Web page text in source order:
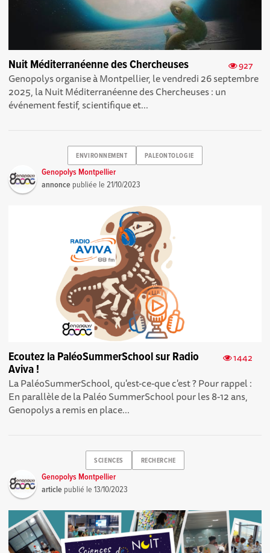
927
Nuit Méditerranéenne des Chercheuses
Genopolys organise à Montpellier, le vendredi 26 septembre
2025, la Nuit Méditerranéenne des Chercheuses : un
événement festif, scientifique et...
ENVIRONNEMENT PALEONTOLOGIE
Genopolys Montpellier
annonce publiée le21/10/2023
1442
Ecoutez la PaléoSummerSchool sur Radio
Aviva !
La PaléoSummerSchool, qu'est-ce-que c'est ? Pour rappel :
En parallèle de la Paléo SummerSchool pour les 8-12 ans,
Genopolys a remis en place...
SCIENCES RECHERCHE
Genopolys Montpellier
article publié le13/10/2023